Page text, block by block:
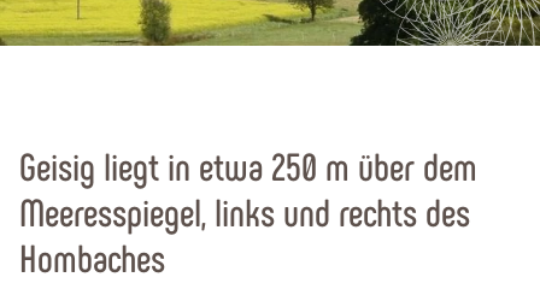
Geisig liegt in etwa 250 m über dem
Meeresspiegel, links und rechts des
Hombaches